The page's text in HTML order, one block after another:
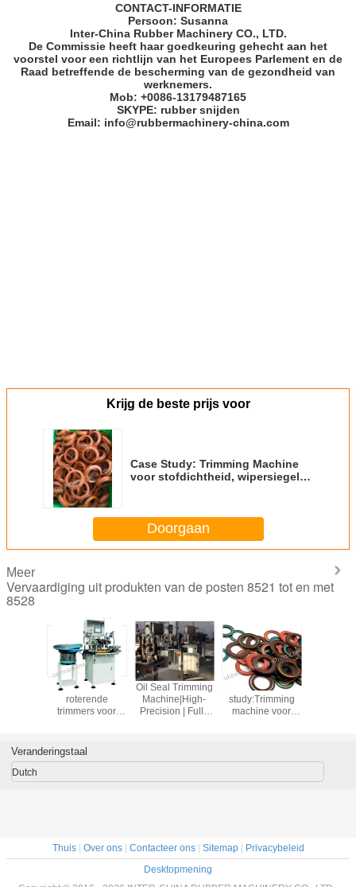
CONTACT-INFORMATIE
Persoon: Susanna
Inter-China Rubber Machinery CO., LTD.
De Commissie heeft haar goedkeuring gehecht aan het
voorstel voor een richtlijn van het Europees Parlement en de
Raad betreffende de bescherming van de gezondheid van
werknemers.
Mob: +0086-13179487165
SKYPE: rubber snijden
Email: info@rubbermachinery-china.com
Krijg de beste prijs voor
Case Study: Trimming Machine
voor stofdichtheid, wipersiegel,
Doorgaan
Meer
Vervaardiging uit produkten van de posten 8521 tot en met
8528
Machines voor het
trimmen van
afdichtingen en
randtrimmers;
flitsknippers;
200A
Automatische
roterende
snoeimachine
rubberonderdelen;snijmachine
Trimmer.
Deflasher,
kniftrimmachine,
hoektrimmers,
200B.
Veranderingstaal
Dutch
Thuis| Over ons| Contacteer ons| Sitemap| Privacybeleid
Desktopmening